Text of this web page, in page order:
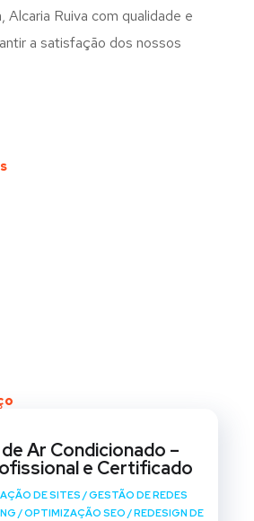
Alcaria Ruiva com qualidade e
a satisfação dos nossos
Ar Condicionado –
e Certificado
DE SITES /GESTÃO DE REDES
/OPTIMIZAÇÃO SEO /REDESIGN DE